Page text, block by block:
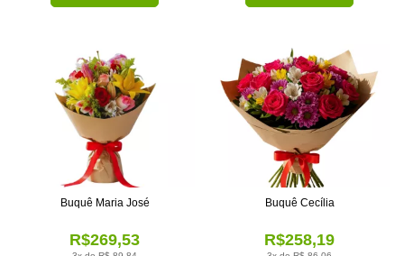
R$269,53
Buquê Maria José
R$258,19
Buquê Cecília